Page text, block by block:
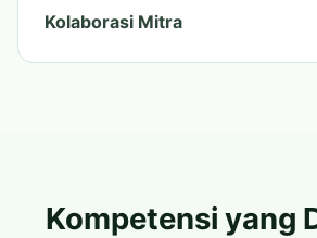
Kolaborasi Mitra
Kompetensi yang